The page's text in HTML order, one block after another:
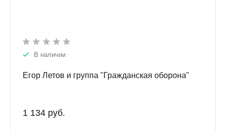
В наличии
Егор Летов и группа "Гражданская оборона"
1 134 руб.